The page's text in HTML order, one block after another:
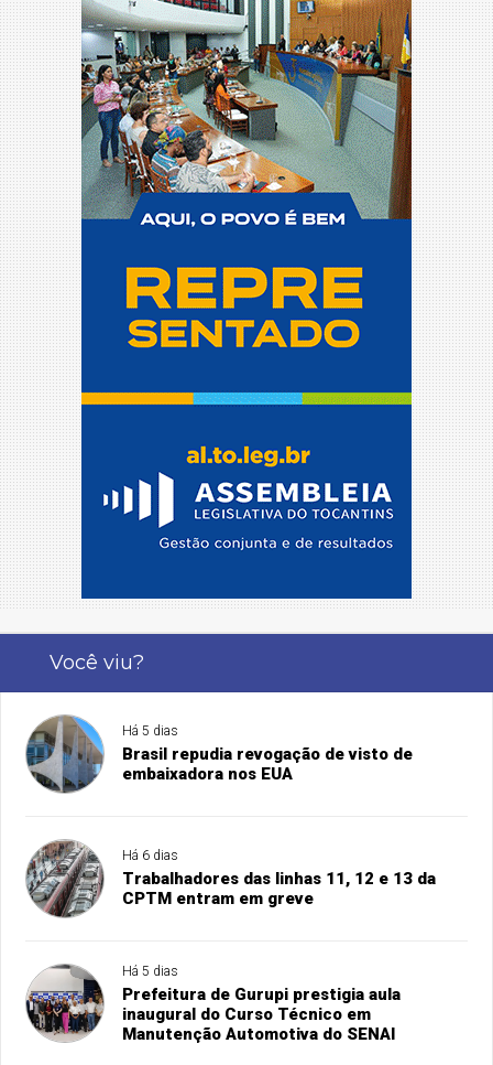
Você viu?
Há 5 dias
Brasil repudia revogação de visto de
embaixadora nos EUA
Há 6 dias
Trabalhadores das linhas 11, 12 e 13 da
CPTM entram em greve
Há 5 dias
Prefeitura de Gurupi prestigia aula
inaugural do Curso Técnico em
Manutenção Automotiva do SENAI